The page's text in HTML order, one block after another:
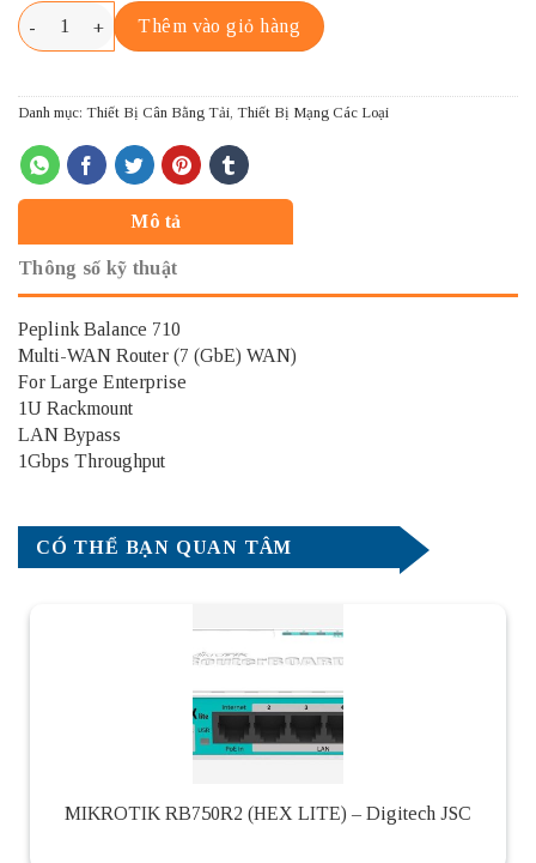
PEPLINK BALANCE 710 số lượng
Thêm vào giỏ hàng
Danh mục: Thiết Bị Cân Bằng Tải, Thiết Bị Mạng Các Loại
Mô tả
Thông số kỹ thuật
Peplink Balance 710
Multi-WAN Router (7 (GbE) WAN)
For Large Enterprise
1U Rackmount
LAN Bypass
1Gbps Throughput
CÓ THỂ BẠN QUAN TÂM
MIKROTIK RB750R2 (HEX LITE) – Digitech JSC